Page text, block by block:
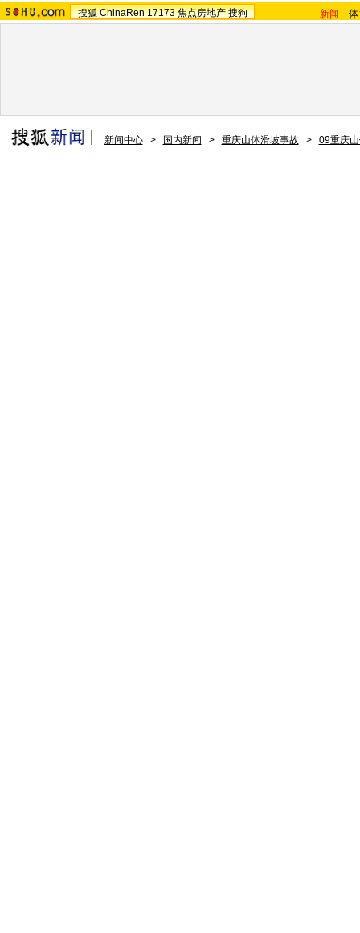
搜狐 ChinaRen 17173 焦点房地产 搜狗 新闻 -
新闻中心 > 国内新闻 > 重庆山体滑坡事故 > 09重庆